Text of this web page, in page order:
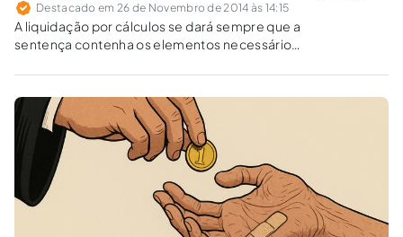
Destacado em 26 de Novembro de 2014 às 14:15
A liquidação por cálculos se dará sempre que a
sentença contenha os elementos necessários
pecuniário a ser fixado dependerá apenas da
realização de cálculos aritméticos com os
parâmetros estabelecidos na sentença.